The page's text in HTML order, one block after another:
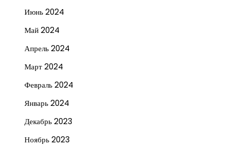
Июнь 2024
Май 2024
Апрель 2024
Март 2024
Февраль 2024
Январь 2024
Декабрь 2023
Ноябрь 2023